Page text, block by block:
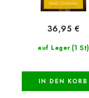
auf Lager (1 St)
36,95 €
IN DEN KORB